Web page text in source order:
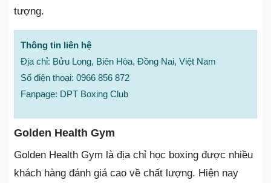
tượng.
Thông tin liên hệ
Địa chỉ: Bửu Long, Biên Hòa, Đồng Nai, Việt Nam
Số điện thoại: 0966 856 872
Fanpage: DPT Boxing Club
Golden Health Gym
Golden Health Gym là địa chỉ học boxing được nhiều
khách hàng đánh giá cao về chất lượng. Hiện nay